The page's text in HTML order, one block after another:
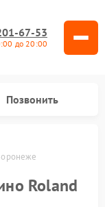
67-53
до 20:00
Позвонить
Roland